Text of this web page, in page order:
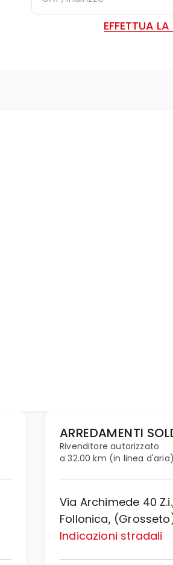
EFFETTUA
ARREDAMENTI
Rivenditore autorizzato
a 32.00 km (in linea
Via Archimede 40
Follonica,
Indicazioni stradali